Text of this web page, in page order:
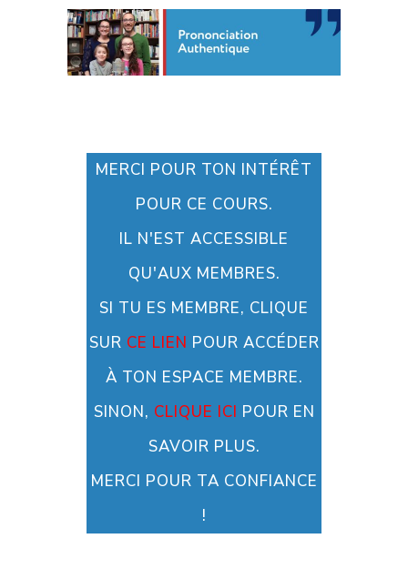
MERCI POUR TON INTÉRÊT
POUR CE COURS.
IL N'EST ACCESSIBLE
QU'AUX MEMBRES.
SI TU ES MEMBRE, CLIQUE
SUR CE LIEN POUR ACCÉDER
À TON ESPACE MEMBRE.
SINON, CLIQUE ICI POUR EN
SAVOIR PLUS.
MERCI POUR TA CONFIANCE
!